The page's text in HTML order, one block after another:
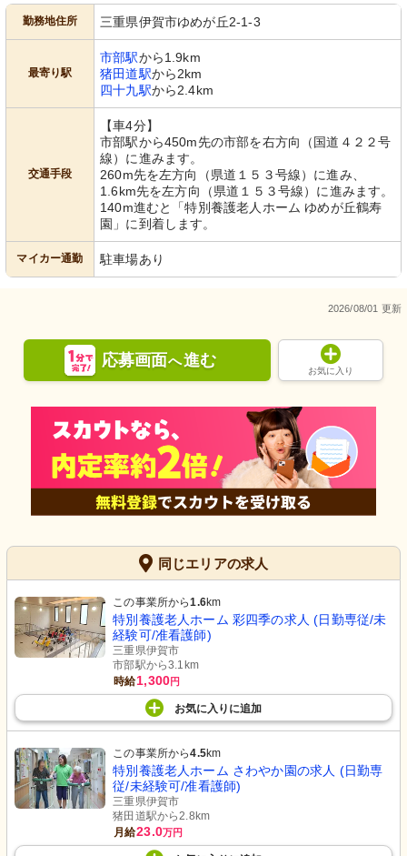
勤務地住所 三重県伊賀市ゆめが丘2-1-3
最寄り駅
市部駅から1.9km
猪田道駅から2km
四十九駅から2.4km
交通手段
【車4分】
市部駅から450m先の市部を右方向（国道４２２号
線）に進みます。
260m先を左方向（県道１５３号線）に進み、
1.6km先を左方向（県道１５３号線）に進みます。
140m進むと「特別養護老人ホーム ゆめが丘鶴寿
園」に到着します。
マイカー通勤 駐車場あり
2026/08/01 更新
応募画面へ進む
お気に入り
同じエリアの求人
この事業所から1.6km
特別養護老人ホーム 彩四季の求人 (日勤専従/未
経験可/准看護師)
三重県伊賀市
市部駅から3.1km
時給1,300円
お気に入り に追加
この事業所から4.5km
特別養護老人ホーム さわやか園の求人 (日勤専
従/未経験可/准看護師)
三重県伊賀市
猪田道駅から2.8km
月給23.0万円